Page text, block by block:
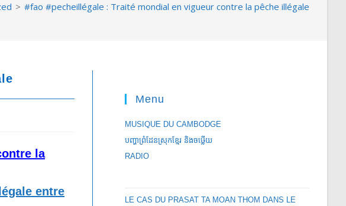
> #fao #pecheillégale : Traité mondial en vigueur contre la pêche illégale
la
Menu
MUSIQUE DU CAMBODGE
បញ្ហាព្រំដែនស្រុកខ្មែរ និងចឞ្លើយ
RADIO
LE CAS DU PRASAT TA MOAN THOM DANS LE